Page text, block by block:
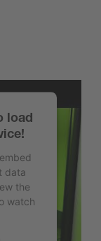
load
data
the
watch